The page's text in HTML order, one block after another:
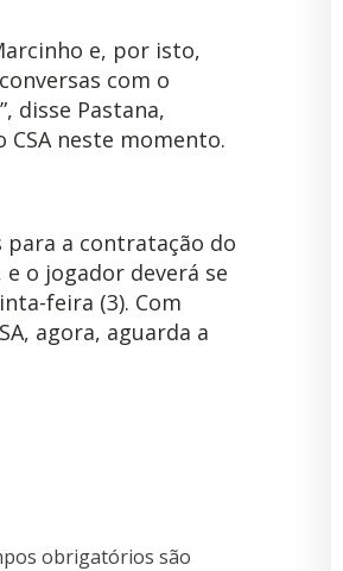
e, por isto,
com o
disse Pastana,
neste momento.
para a contratação do
o jogador deverá se
feira (3). Com
agora, aguarda a
obrigatórios são